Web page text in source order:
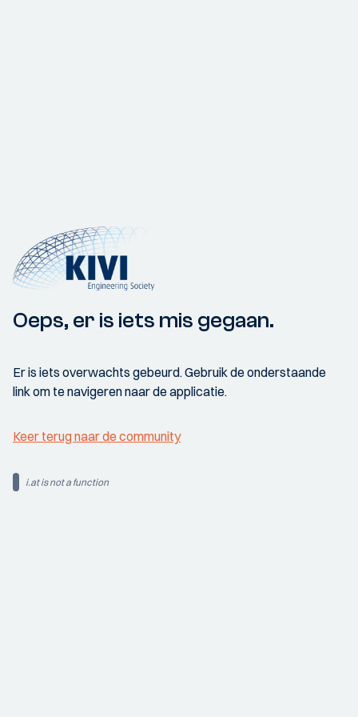
Oeps, er is iets mis gegaan.
Er is iets overwachts gebeurd. Gebruik de onderstaande
link om te navigeren naar de applicatie.
Keer terug naar de community
i.at is not a function